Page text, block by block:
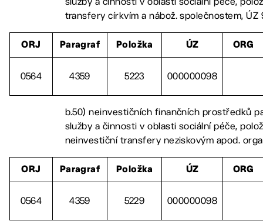
transfery církvím a nábož. společnostem, ÚZ
ORJ Paragraf Položka ÚZ ORG
0564 4359 5223 000000098
b.50) neinvestičních finančních prostředků
služby a činnosti v oblasti sociální péče,
neinvestiční transfery neziskovým apod.
ORJ Paragraf Položka ÚZ ORG
0564 4359 5229 000000098